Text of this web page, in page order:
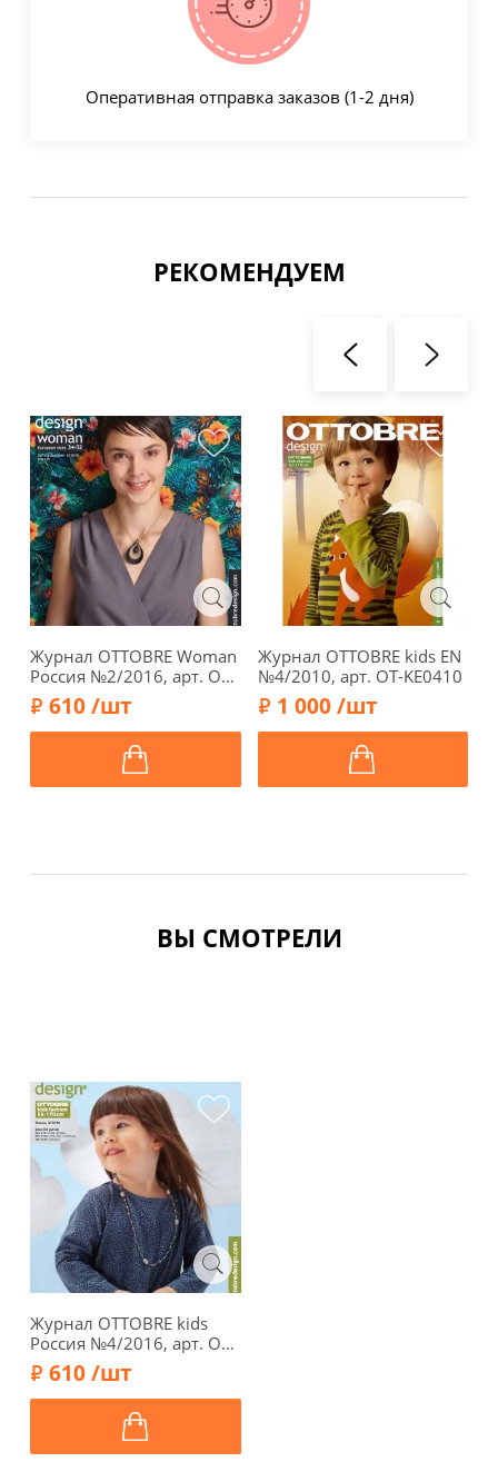
Оперативная отправка заказов (1-2 дня)
РЕКОМЕНДУЕМ
Журнал OTTOBRE Woman
Россия №2/2016, арт. OT-
WR0216
610 /шт
Журнал OTTOBRE kids EN
№4/2010, арт. OT-KE0410
1 000 /шт
ВЫ СМОТРЕЛИ
Журнал OTTOBRE kids
Россия №4/2016, арт. OT-
KR0416
610 /шт